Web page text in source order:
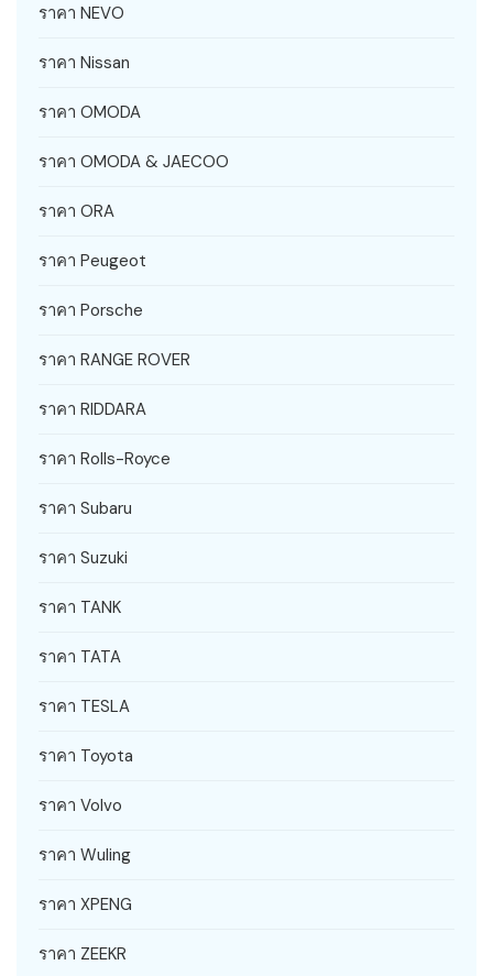
ราคา NEVO
ราคา Nissan
ราคา OMODA
ราคา OMODA & JAECOO
ราคา ORA
ราคา Peugeot
ราคา Porsche
ราคา RANGE ROVER
ราคา RIDDARA
ราคา Rolls-Royce
ราคา Subaru
ราคา Suzuki
ราคา TANK
ราคา TATA
ราคา TESLA
ราคา Toyota
ราคา Volvo
ราคา Wuling
ราคา XPENG
ราคา ZEEKR